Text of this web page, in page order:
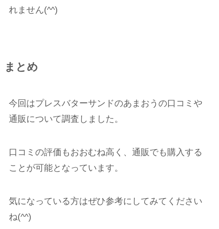
れません(^^)
まとめ
今回はプレスバターサンドのあまおうの口コミや
通販について調査しました。
口コミの評価もおおむね高く、通販でも購入する
ことが可能となっています。
気になっている方はぜひ参考にしてみてください
ね(^^)